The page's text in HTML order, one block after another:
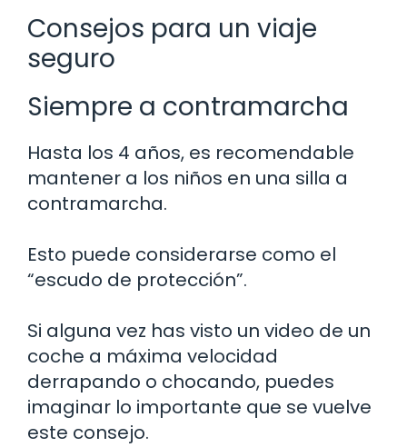
Consejos para un viaje
seguro
Siempre a contramarcha
Hasta los 4 años, es recomendable
mantener a los niños en una silla a
contramarcha.
Esto puede considerarse como el
“escudo de protección”.
Si alguna vez has visto un video de un
coche a máxima velocidad
derrapando o chocando, puedes
imaginar lo importante que se vuelve
este consejo.